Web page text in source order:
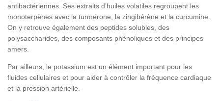
antibactériennes. Ses extraits d’huiles volatiles regroupent les
monoterpènes avec la turmérone, la zingibérène et la curcumine.
On y retrouve également des peptides solubles, des
polysaccharides, des composants phénoliques et des principes
amers.
Par ailleurs, le potassium est un élément important pour les
fluides cellulaires et pour aider à contrôler la fréquence cardiaque
et la pression artérielle.